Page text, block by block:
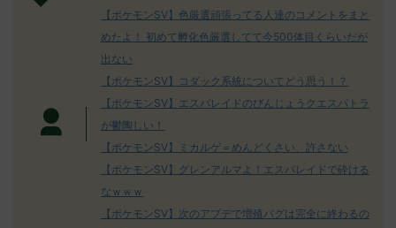
【ポケモンSV】色厳選頑張ってる人達のコメントをまと
めたよ！ 初めて孵化色厳選してて今500体目くらいだが
出ない
【ポケモンSV】コダック系統についてどう思う！？
【ポケモンSV】エスバレイドのびんじょうクエスパトラ
が鬱陶しい！
【ポケモンSV】ミカルゲ＝めんどくさい、許さない
【ポケモンSV】グレンアルマよ！エスバレイドで砕ける
なｗｗｗ
【ポケモンSV】次のアプデで増殖バグは完全に終わるの